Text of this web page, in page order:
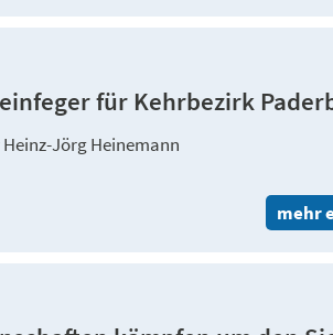
für Kehrbezirk
Jörg Heinemann
mehr